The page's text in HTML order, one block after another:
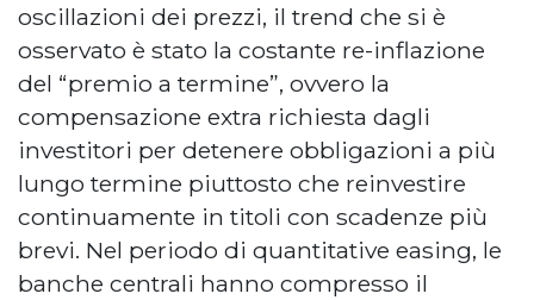
oscillazioni dei prezzi, il trend che si è
osservato è stato la costante re-inflazione
del “premio a termine”, ovvero la
compensazione extra richiesta dagli
investitori per detenere obbligazioni a più
lungo termine piuttosto che reinvestire
continuamente in titoli con scadenze più
brevi. Nel periodo di quantitative easing, le
banche centrali hanno compresso il